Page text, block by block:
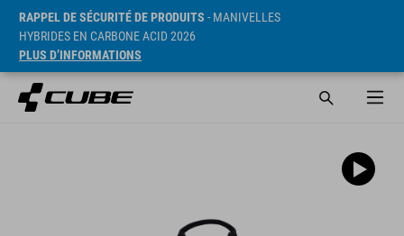
RAPPEL DE SÉCURITÉ DE PRODUITS - MANIVELLES
HYBRIDES EN CARBONE ACID 2026
PLUS D’INFORMATIONS